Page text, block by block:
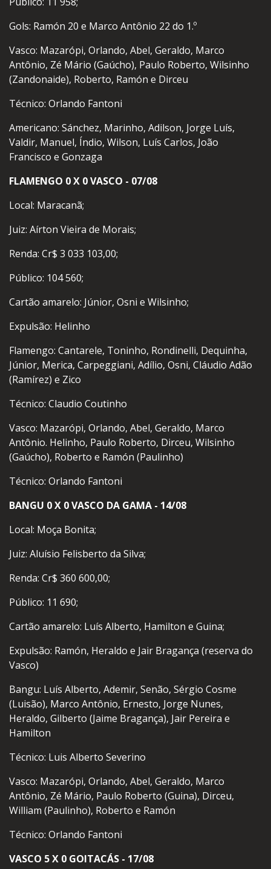
Gols: Ramón 20 e Marco Antônio 22 do 1.º
Vasco: Mazarópi, Orlando, Abel, Geraldo, Marco
Antônio, Zé Mário (Gaúcho), Paulo Roberto, Wilsinho
(Zandonaide), Roberto, Ramón e Dirceu
Técnico: Orlando Fantoni
Americano: Sánchez, Marinho, Adilson, Jorge Luís,
Valdir, Manuel, Índio, Wilson, Luís Carlos, João
Francisco e Gonzaga
FLAMENGO 0 X 0 VASCO - 07/08
Local: Maracanã;
Juiz: Aírton Vieira de Morais;
Renda: Cr$ 3 033 103,00;
Público: 104 560;
Cartão amarelo: Júnior, Osni e Wilsinho;
Expulsão: Helinho
Flamengo: Cantarele, Toninho, Rondinelli, Dequinha,
Júnior, Merica, Carpeggiani, Adílio, Osni, Cláudio Adão
(Ramírez) e Zico
Técnico: Claudio Coutinho
Vasco: Mazarópi, Orlando, Abel, Geraldo, Marco
Antônio. Helinho, Paulo Roberto, Dirceu, Wilsinho
(Gaúcho), Roberto e Ramón (Paulinho)
Técnico: Orlando Fantoni
BANGU 0 X 0 VASCO DA GAMA - 14/08
Local: Moça Bonita;
Juiz: Aluísio Felisberto da Silva;
Renda: Cr$ 360 600,00;
Público: 11 690;
Cartão amarelo: Luís Alberto, Hamilton e Guina;
Expulsão: Ramón, Heraldo e Jair Bragança (reserva do
Vasco)
Bangu: Luís Alberto, Ademir, Senão, Sérgio Cosme
(Luisão), Marco Antônio, Ernesto, Jorge Nunes,
Heraldo, Gilberto (Jaime Bragança), Jair Pereira e
Hamilton
Técnico: Luis Alberto Severino
Vasco: Mazarópi, Orlando, Abel, Geraldo, Marco
Antônio, Zé Mário, Paulo Roberto (Guina), Dirceu,
William (Paulinho), Roberto e Ramón
Técnico: Orlando Fantoni
VASCO 5 X 0 GOITACÁS - 17/08